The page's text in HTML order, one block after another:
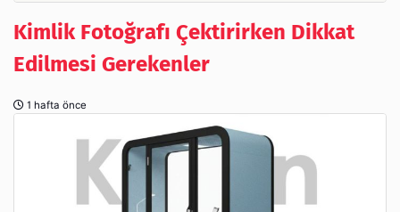
Kimlik Fotoğrafı Çektirirken Dikkat
Edilmesi Gerekenler
1 hafta önce